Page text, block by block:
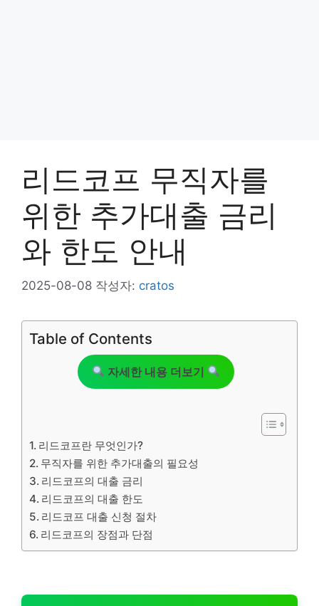
리드코프 무직자를
위한 추가대출 금리
와 한도 안내
2025-08-08 작성자: cratos
Table of Contents
자세한 내용 더보기
리드코프란 무엇인가?
무직자를 위한 추가대출의 필요성
리드코프의 대출 금리
리드코프의 대출 한도
리드코프 대출 신청 절차
리드코프의 장점과 단점